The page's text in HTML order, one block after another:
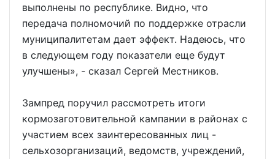
выполнены по республике. Видно, что
передача полномочий по поддержке отрасли
муниципалитетам дает эффект. Надеюсь, что
в следующем году показатели еще будут
улучшены», - сказал Сергей Местников.
Зампред поручил рассмотреть итоги
кормозаготовительной кампании в районах с
участием всех заинтересованных лиц -
сельхозорганизаций, ведомств, учреждений,